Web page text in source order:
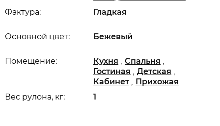
Вес рулона, кг: 1
Основной цвет: Бежевый
Помещение: Кухня , Спальня ,
Гостиная , Детская ,
Кабинет , Прихожая
Фактура: Гладкая